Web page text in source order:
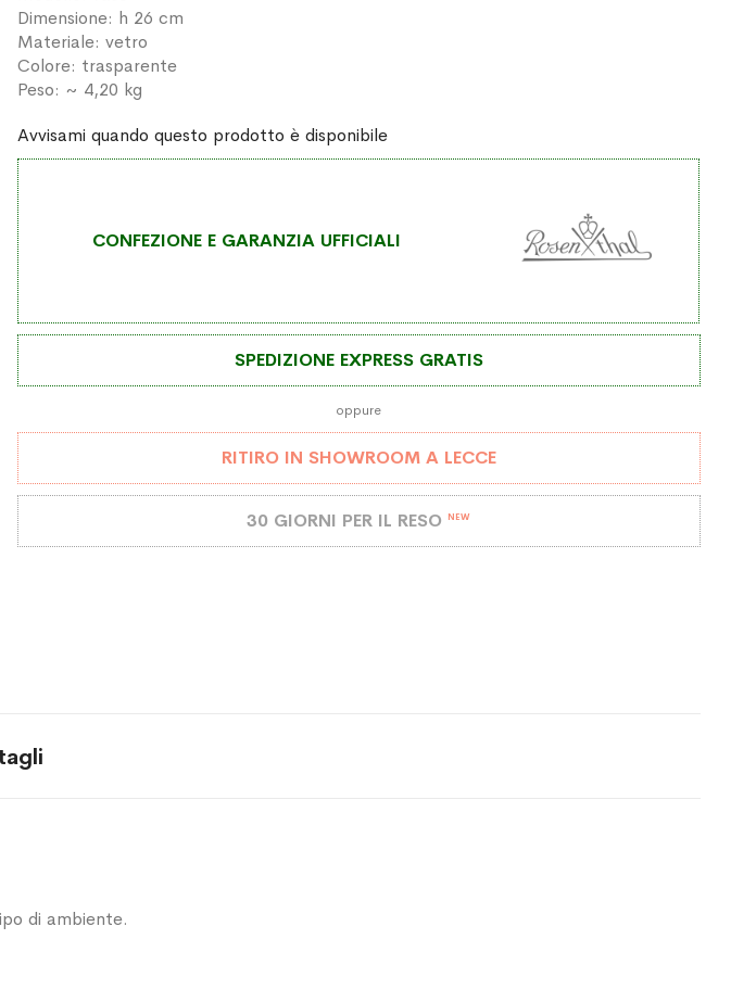
Dimensione: h 26 cm
Materiale: vetro
Colore: trasparente
Peso: ~ 4,20 kg
Avvisami quando questo prodotto è disponibile
CONFEZIONE E GARANZIA UFFICIALI
SPEDIZIONE EXPRESS GRATIS
oppure
RITIRO IN SHOWROOM A LECCE
30 GIORNI PER IL RESO NEW
di ambiente.